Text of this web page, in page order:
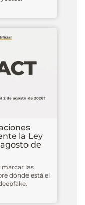
la Ley
de
marcar las
dónde está el